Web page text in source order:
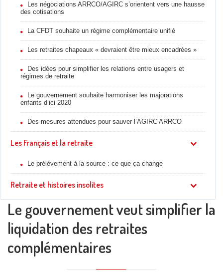
Les négociations ARRCO/AGIRC s’orientent vers une hausse
des cotisations
La CFDT souhaite un régime complémentaire unifié
Les retraites chapeaux « devraient être mieux encadrées »
Des idées pour simplifier les relations entre usagers et
régimes de retraite
Le gouvernement souhaite harmoniser les majorations
enfants d’ici 2020
Des mesures attendues pour sauver l’AGIRC ARRCO
Les Français et la retraite
Le prélèvement à la source : ce que ça change
Retraite et histoires insolites
Le gouvernement veut simplifier la
liquidation des retraites
complémentaires